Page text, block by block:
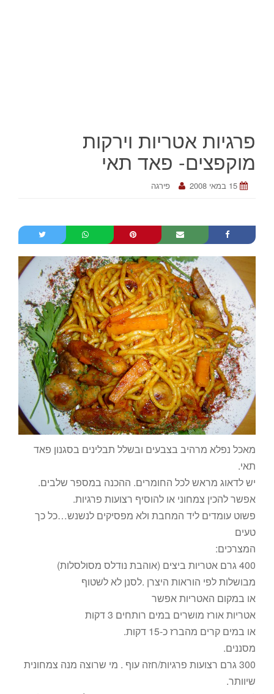
פרגיות אטריות וירקות
מוקפצים- פאד תאי
15 במאי 2008 פירגה
מאכל נפלא מרהיב בצבעים ובשלל תבלינים בסגנון פאד
תאי.
יש לדאוג מראש לכל החומרים. ההכנה במספר שלבים.
אפשר להכין צמחוני או להוסיף רצועות פרגיות.
פשוט עומדים ליד המחבת ולא מפסיקים לנשנש…כל כך
טעים
המצרכים:
400 גרם אטריות ביצים (אוהבת נודלס מסולסלות)
מבושלות לפי הוראות היצרן .לסנן לא לשטוף
או במקום האטריות אפשר
אטריות אורז מושרים במים רותחים 3 דקות
או במים קרים מהברז כ-15 דקות.
מסננים.
300 גרם רצועות פרגיות/חזה עוף . מי שרוצה מנה צמחונית
שיוותר.